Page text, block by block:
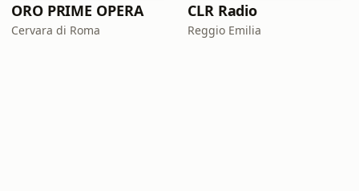
ORO PRIME OPERA
Cervara di Roma
CLR Radio
Reggio Emilia